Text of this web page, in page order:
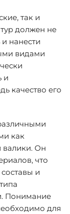
так и
должен не
нанести
видами
и
качество его
как
валики. Он
что
и
Понимание
для